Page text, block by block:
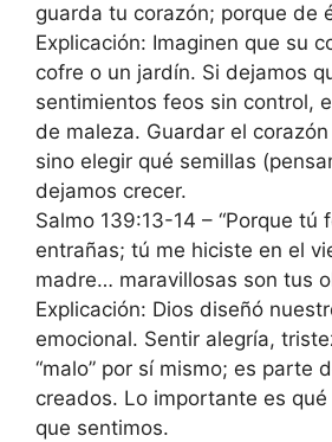
guarda tu corazón; porque de
Explicación: Imaginen que su
cofre o un jardín. Si dejamos
sentimientos feos sin control,
de maleza. Guardar el
sino elegir qué semillas
dejamos crecer.
Salmo 139:13-14 – “Porque tú
entrañas; tú me hiciste en el
madre… maravillosas son tus
Explicación: Dios diseñó
emocional. Sentir alegría,
“malo” por sí mismo; es parte
creados. Lo importante es
que sentimos.